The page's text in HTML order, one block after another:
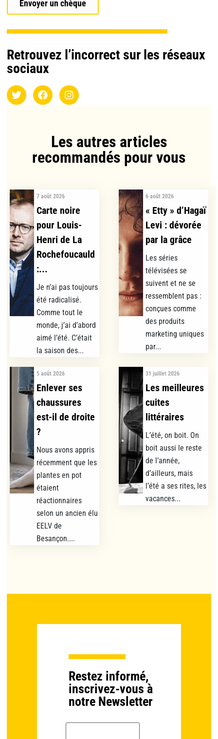
Envoyer un chèque
Retrouvez l’incorrect sur les réseaux
sociaux
Les autres articles
recommandés pour vous​
7 août 2026
Carte noire
pour Louis-
Henri de La
Rochefoucauld
:...
Je n’ai pas toujours
été radicalisé.
Comme tout le
monde, j’ai d’abord
aimé l’été. C’était
la saison des...
6 août 2026
« Etty » d’Hagaï
Levi : dévorée
par la grâce
Les séries
télévisées se
suivent et ne se
ressemblent pas :
conçues comme
des produits
marketing uniques
par...
5 août 2026
Enlever ses
chaussures
est-il de droite
?
Nous avons appris
récemment que les
plantes en pot
étaient
réactionnaires
selon un ancien élu
EELV de
Besançon....
31 juillet 2026
Les meilleures
cuites
littéraires
L’été, on boit. On
boit aussi le reste
de l’année,
d’ailleurs, mais
l’été a ses rites, les
vacances...
Restez informé,
inscrivez-vous à
notre Newsletter